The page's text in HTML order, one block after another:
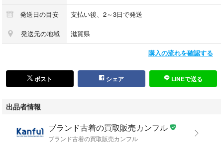
またお取り置き、専用対応も行っておりません。
※当店では偽物のお取り扱いは一切ございませんので、ご安心ください。
※商品は複数サイトで共有している為、タイミングにより欠品となる場合
もございます。
発送日の目安 支払い後、2～3日で発送
発送元の地域 滋賀県
購入の流れを確認する
ポスト シェア LINEで送る
出品者情報
ブランド古着の買取販売カンフル
ブランド古着の買取販売カンフル